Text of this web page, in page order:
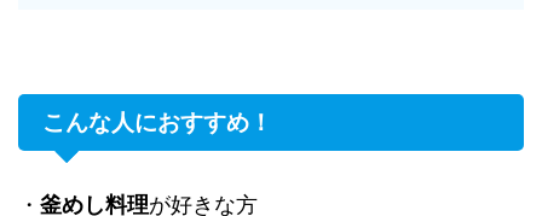
こんな人におすすめ！
・ 釜めし料理が好きな方